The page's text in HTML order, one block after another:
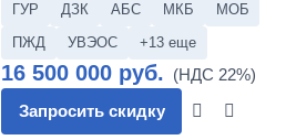
ГУР ДЗК АБС МКБ
МОБ
ПЖД
УВЭОС +13 еще
16 500 000 руб.
Запросить скидку